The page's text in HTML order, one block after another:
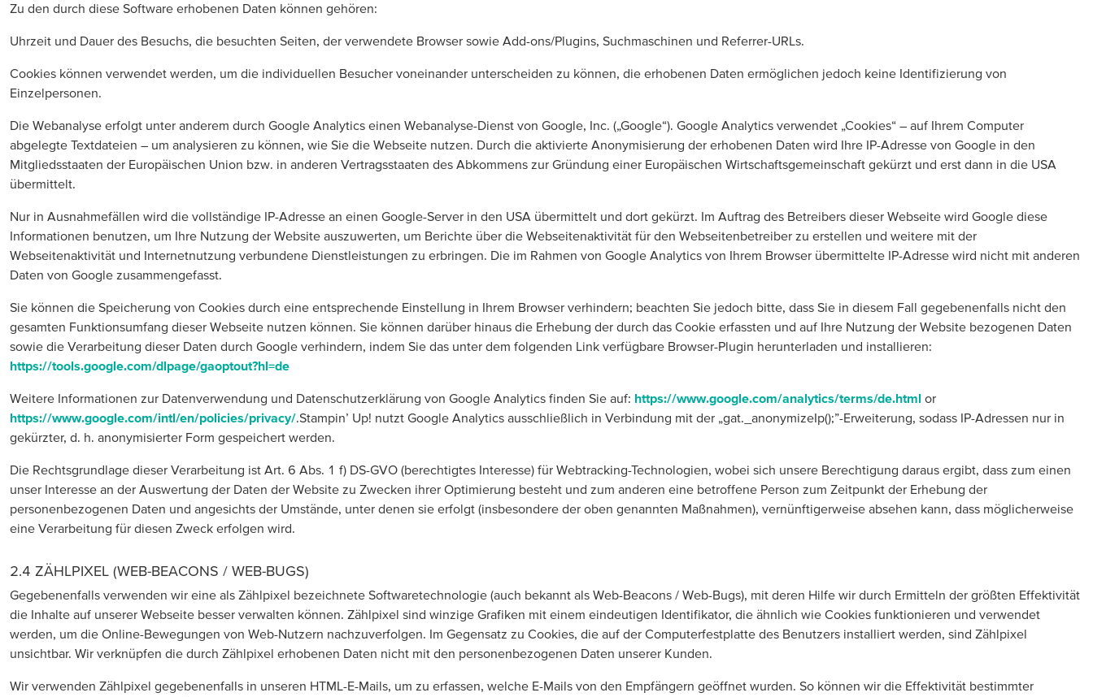
Zu den durch diese Software erhobenen Daten können gehören:
Uhrzeit und Dauer des Besuchs, die besuchten Seiten, der verwendete Browser sowie Add-ons/Plugins, Suchmaschinen und Referrer-URLs.
Cookies können verwendet werden, um die individuellen Besucher voneinander unterscheiden zu können, die erhobenen Daten ermöglichen jedoch keine Identifizierung von
Einzelpersonen.
Die Webanalyse erfolgt unter anderem durch Google Analytics einen Webanalyse-Dienst von Google, Inc. („Google“). Google Analytics verwendet „Cookies“ – auf Ihrem Computer
abgelegte Textdateien – um analysieren zu können, wie Sie die Webseite nutzen. Durch die aktivierte Anonymisierung der erhobenen Daten wird Ihre IP-Adresse von Google in den
Mitgliedsstaaten der Europäischen Union bzw. in anderen Vertragsstaaten des Abkommens zur Gründung einer Europäischen Wirtschaftsgemeinschaft gekürzt und erst dann in die USA
übermittelt.
Nur in Ausnahmefällen wird die vollständige IP-Adresse an einen Google-Server in den USA übermittelt und dort gekürzt. Im Auftrag des Betreibers dieser Webseite wird Google diese
Informationen benutzen, um Ihre Nutzung der Website auszuwerten, um Berichte über die Webseitenaktivität für den Webseitenbetreiber zu erstellen und weitere mit der
Webseitenaktivität und Internetnutzung verbundene Dienstleistungen zu erbringen. Die im Rahmen von Google Analytics von Ihrem Browser übermittelte IP-Adresse wird nicht mit anderen
Daten von Google zusammengefasst.
Sie können die Speicherung von Cookies durch eine entsprechende Einstellung in Ihrem Browser verhindern; beachten Sie jedoch bitte, dass Sie in diesem Fall gegebenenfalls nicht den
gesamten Funktionsumfang dieser Webseite nutzen können. Sie können darüber hinaus die Erhebung der durch das Cookie erfassten und auf Ihre Nutzung der Website bezogenen Daten
sowie die Verarbeitung dieser Daten durch Google verhindern, indem Sie das unter dem folgenden Link verfügbare Browser-Plugin herunterladen und installieren:
https://tools.google.com/dlpage/gaoptout?hl=de
Weitere Informationen zur Datenverwendung und Datenschutzerklärung von Google Analytics finden Sie auf: https://www.google.com/analytics/terms/de.html or
https://www.google.com/intl/en/policies/privacy/.Stampin’ Up! nutzt Google Analytics ausschließlich in Verbindung mit der „gat._anonymizeIp();”-Erweiterung, sodass IP-Adressen nur in
gekürzter, d. h. anonymisierter Form gespeichert werden.
Die Rechtsgrundlage dieser Verarbeitung ist Art. 6 Abs. 1 f) DS-GVO (berechtigtes Interesse) für Webtracking-Technologien, wobei sich unsere Berechtigung daraus ergibt, dass zum einen
unser Interesse an der Auswertung der Daten der Website zu Zwecken ihrer Optimierung besteht und zum anderen eine betroffene Person zum Zeitpunkt der Erhebung der
personenbezogenen Daten und angesichts der Umstände, unter denen sie erfolgt (insbesondere der oben genannten Maßnahmen), vernünftigerweise absehen kann, dass möglicherweise
eine Verarbeitung für diesen Zweck erfolgen wird.
2.4 ZÄHLPIXEL (WEB-BEACONS / WEB-BUGS)
Gegebenenfalls verwenden wir eine als Zählpixel bezeichnete Softwaretechnologie (auch bekannt als Web-Beacons / Web-Bugs), mit deren Hilfe wir durch Ermitteln der größten Effektivität
die Inhalte auf unserer Webseite besser verwalten können. Zählpixel sind winzige Grafiken mit einem eindeutigen Identifikator, die ähnlich wie Cookies funktionieren und verwendet
werden, um die Online-Bewegungen von Web-Nutzern nachzuverfolgen. Im Gegensatz zu Cookies, die auf der Computerfestplatte des Benutzers installiert werden, sind Zählpixel
unsichtbar. Wir verknüpfen die durch Zählpixel erhobenen Daten nicht mit den personenbezogenen Daten unserer Kunden.
Wir verwenden Zählpixel gegebenenfalls in unseren HTML-E-Mails, um zu erfassen, welche E-Mails von den Empfängern geöffnet wurden. So können wir die Effektivität bestimmter